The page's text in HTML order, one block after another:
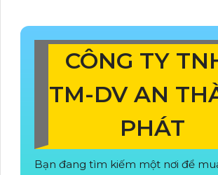
CÔNG TY
TM-DV AN
PHÁT
Bạn đang tìm kiếm một nơi để